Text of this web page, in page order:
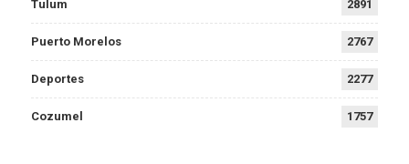
Tulum 2891
Puerto Morelos 2767
Deportes 2277
Cozumel 1757